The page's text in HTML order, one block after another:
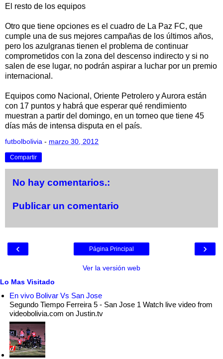
El resto de los equipos
Otro que tiene opciones es el cuadro de La Paz FC, que
cumple una de sus mejores campañas de los últimos años,
pero los azulgranas tienen el problema de continuar
comprometidos con la zona del descenso indirecto y si no
salen de ese lugar, no podrán aspirar a luchar por un premio
internacional.
Equipos como Nacional, Oriente Petrolero y Aurora están
con 17 puntos y habrá que esperar qué rendimiento
muestran a partir del domingo, en un torneo que tiene 45
días más de intensa disputa en el país.
futbolbolivia - marzo 30, 2012
Compartir
No hay comentarios.:
Publicar un comentario
‹ ›
Página Principal
Ver la versión web
Lo Mas Visitado
En vivo Bolivar Vs San Jose
Segundo Tiempo Ferreira 5 - San Jose 1 Watch live video from
videobolivia.com on Justin.tv